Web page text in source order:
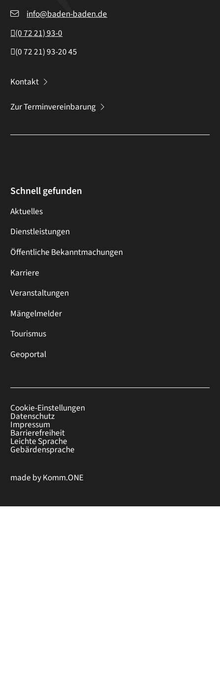
info@baden-baden.de
(07221) 93-0
(07221) 93-2045
Kontakt
Zur Terminvereinbarung
Schnell gefunden
Aktuelles
Dienstleistungen
Öffentliche Bekanntmachungen
Karriere
Veranstaltungen
Mängelmelder
Tourismus
Geoportal
Cookie-Einstellungen
Datenschutz
Impressum
Barrierefreiheit
Leichte Sprache
Gebärdensprache
made byKomm.ONE